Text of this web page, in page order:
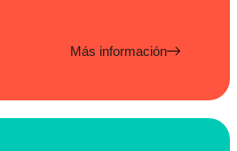
Más información